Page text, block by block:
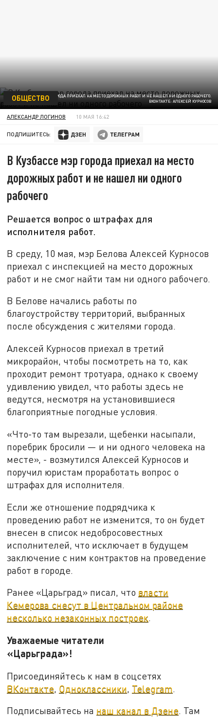
В КУЗБАССЕ МЭР ГОРОДА ПРИЕХАЛ НА МЕСТО ДОРОЖНЫХ РАБОТ И НЕ НАШЕЛ НИ ОДНОГО РАБОЧЕГО.
ВКОНТАКТЕ: АЛЕКСЕЙ КУРНОСОВ
ОБЩЕСТВО
АЛЕКСАНДР ЛОГИНОВ 10 МАЯ 16:42
ПОДПИШИТЕСЬ:
В Кузбассе мэр города приехал на место
дорожных работ и не нашел ни одного
рабочего
Решается вопрос о штрафах для
исполнителя работ.
В среду, 10 мая, мэр Белова Алексей Курносов
приехал с инспекцией на место дорожных
работ и не смог найти там ни одного рабочего.
В Белове начались работы по
благоустройству территорий, выбранных
после обсуждения с жителями города.
Алексей Курносов приехал в третий
микрорайон, чтобы посмотреть на то, как
проходит ремонт тротуара, однако к своему
удивлению увидел, что работы здесь не
ведутся, несмотря на установившиеся
благоприятные погодные условия.
«Что-то там вырезали, щебенки насыпали,
поребрик бросили — и ни одного человека на
месте», - возмутился Алексей Курносов и
поручил юристам проработать вопрос о
штрафах для исполнителя.
Если же отношение подрядчика к
проведению работ не изменится, то он будет
внесен в список недобросовестных
исполнителей, что исключает в будущем
заключение с ним контрактов на проведение
работ в городе.
Ранее «Царьград» писал, что власти
Кемерова снесут в Центральном районе
несколько незаконных построек.
Уважаемые читатели
«Царьграда»!
Присоединяйтесь к нам в соцсетях
ВКонтакте Одноклассники Telegram
Подписывайтесь на наш канал в Дзене. Там